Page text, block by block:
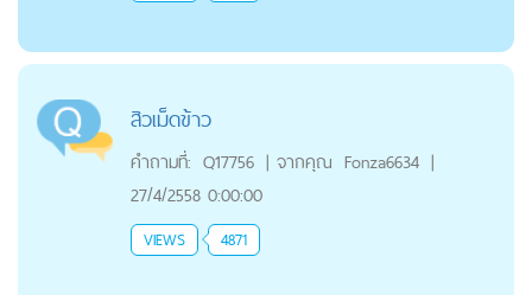
สิวเม็ดข้าว
คำถามที่: Q17756 | จากคุณ Fonza6634 |
27/4/2558 0:00:00
VIEWS 4871